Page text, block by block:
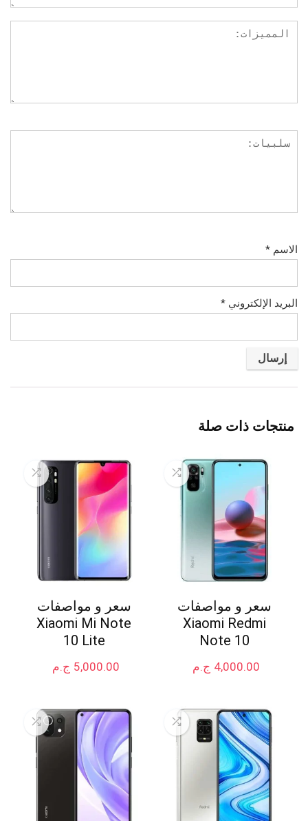
الاسم *
البريد الإلكتروني *
منتجات ذات صلة
سعر و مواصفات
Xiaomi Redmi
Note 10
ج.م 4,000.00
سعر و مواصفات
Xiaomi Mi Note
10 Lite
ج.م 5,000.00